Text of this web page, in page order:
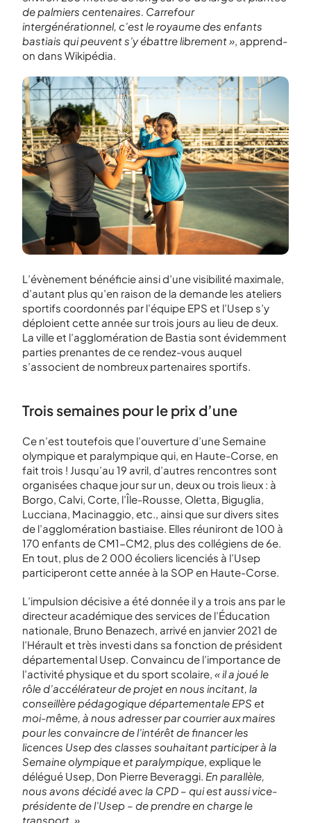
de palmiers centenaires. Carrefour
intergénérationnel, c’est le royaume des enfants
bastiais qui peuvent s’y ébattre librement », apprend-
on dans Wikipédia.
L’évènement bénéficie ainsi d’une visibilité maximale,
d’autant plus qu’en raison de la demande les ateliers
sportifs coordonnés par l’équipe EPS et l’Usep s’y
déploient cette année sur trois jours au lieu de deux.
La ville et l’agglomération de Bastia sont évidemment
parties prenantes de ce rendez-vous auquel
s’associent de nombreux partenaires sportifs.
Trois semaines pour le prix d’une
Ce n’est toutefois que l’ouverture d’une Semaine
olympique et paralympique qui, en Haute-Corse, en
fait trois ! Jusqu’au 19 avril, d’autres rencontres sont
organisées chaque jour sur un, deux ou trois lieux : à
Borgo, Calvi, Corte, l’Île-Rousse, Oletta, Biguglia,
Lucciana, Macinaggio, etc., ainsi que sur divers sites
de l’agglomération bastiaise. Elles réuniront de 100 à
170 enfants de CM1-CM2, plus des collégiens de 6e.
En tout, plus de 2 000 écoliers licenciés à l’Usep
participeront cette année à la SOP en Haute-Corse.
L’impulsion décisive a été donnée il y a trois ans par le
directeur académique des services de l’Éducation
nationale, Bruno Benazech, arrivé en janvier 2021 de
l’Hérault et très investi dans sa fonction de président
départemental Usep. Convaincu de l’importance de
l’activité physique et du sport scolaire, « il a joué le
rôle d’accélérateur de projet en nous incitant, la
conseillère pédagogique départementale EPS et
moi-même, à nous adresser par courrier aux maires
pour les convaincre de l’intérêt de financer les
licences Usep des classes souhaitant participer à la
Semaine olympique et paralympique, explique le
délégué Usep, Don Pierre Beveraggi. En parallèle,
nous avons décidé avec la CPD – qui est aussi vice-
présidente de l’Usep – de prendre en charge le
transport. »